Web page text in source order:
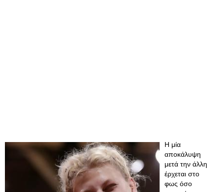
Η μία
αποκάλυψη
μετά την άλλη
έρχεται στο
φως όσο